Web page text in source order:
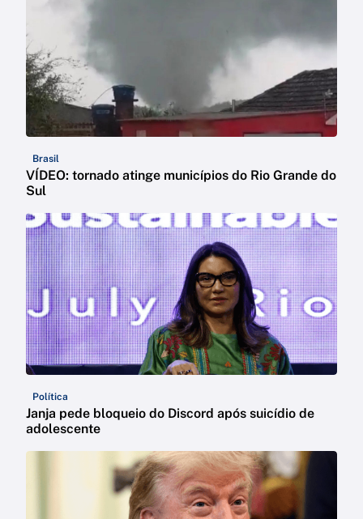
Brasil
VÍDEO: tornado atinge municípios do Rio Grande do
Sul
Política
Janja pede bloqueio do Discord após suicídio de
adolescente